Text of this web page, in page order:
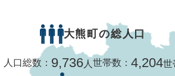
大熊町の総人口
人口総数： 9,736 人 世帯数： 4,204世